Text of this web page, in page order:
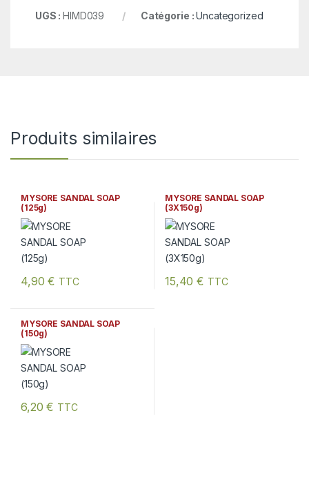
UGS :HIMD039 Catégorie :Uncategorized
Produits similaires
MYSORE SANDAL SOAP
(125g)
4,90€ TTC
MYSORE SANDAL SOAP
(3X150g)
15,40€ TTC
MYSORE SANDAL SOAP
(150g)
6,20€ TTC